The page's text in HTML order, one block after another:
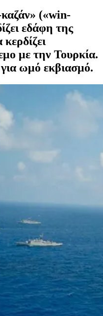
καζάν» («win-
εδάφη της
με την Τουρκία.
ωμό εκβιασμό.